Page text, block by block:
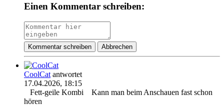
Einen Kommentar schreiben:
Kommentar schreiben Abbrechen
CoolCat antwortet
17.04.2026, 18:15
Fett-geile Kombi
Kann man beim Anschauen fast schon
hören